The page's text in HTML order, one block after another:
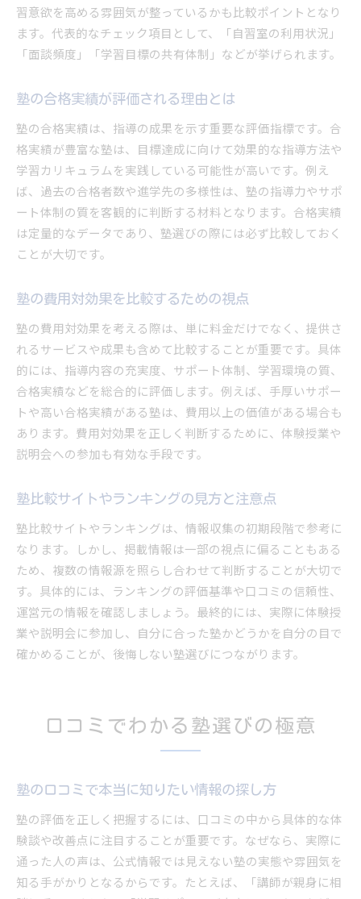
塾おすすめ情報の信憑性チェック方法
塾シルの利用で得られるリアルな評価
塾の評価が気になる方のための基準
塾 口コミや評判の活用方法を整理
塾比較 サイト ランキングの評価基準
塾おすすめ情報の信頼性をどう見抜くか
塾ナビや塾シル利用者の声を分析する
塾の合格実績やサポート体制の重要性
塾比較サイト活用の注意点とポイント
塾比較 サイト ランキングのメリットと限界
塾ナビや塾シルで比較する際の注意点
塾 評判 悪い情報の活かし方を考える
塾おすすめや口コミランキングの落とし穴
塾選びを成功させるための比較サイト活用法
最適な塾を選ぶための評価活用術
塾の評価を総合的に判断する方法
塾 口コミから導く最適な選択肢の探し方
塾ナビや塾シルを活かす塾選びの手順
塾おすすめ情報と自分の基準のバランス
塾 評判 悪い意見も含めた納得の選び方
習意欲を高める雰囲気が整っているかも比較ポイントとなり
ます。代表的なチェック項目として、「自習室の利用状況」
「面談頻度」「学習目標の共有体制」などが挙げられます。
塾の合格実績が評価される理由とは
塾の合格実績は、指導の成果を示す重要な評価指標です。合
格実績が豊富な塾は、目標達成に向けて効果的な指導方法や
学習カリキュラムを実践している可能性が高いです。例え
ば、過去の合格者数や進学先の多様性は、塾の指導力やサポ
ート体制の質を客観的に判断する材料となります。合格実績
は定量的なデータであり、塾選びの際には必ず比較しておく
ことが大切です。
塾の費用対効果を比較するための視点
塾の費用対効果を考える際は、単に料金だけでなく、提供さ
れるサービスや成果も含めて比較することが重要です。具体
的には、指導内容の充実度、サポート体制、学習環境の質、
合格実績などを総合的に評価します。例えば、手厚いサポー
トや高い合格実績がある塾は、費用以上の価値がある場合も
あります。費用対効果を正しく判断するために、体験授業や
説明会への参加も有効な手段です。
塾比較サイトやランキングの見方と注意点
塾比較サイトやランキングは、情報収集の初期段階で参考に
なります。しかし、掲載情報は一部の視点に偏ることもある
ため、複数の情報源を照らし合わせて判断することが大切で
す。具体的には、ランキングの評価基準や口コミの信頼性、
運営元の情報を確認しましょう。最終的には、実際に体験授
業や説明会に参加し、自分に合った塾かどうかを自分の目で
確かめることが、後悔しない塾選びにつながります。
口コミでわかる塾選びの極意
塾の口コミで本当に知りたい情報の探し方
塾の評価を正しく把握するには、口コミの中から具体的な体
験談や改善点に注目することが重要です。なぜなら、実際に
通った人の声は、公式情報では見えない塾の実態や雰囲気を
知る手がかりとなるからです。たとえば、「講師が親身に相